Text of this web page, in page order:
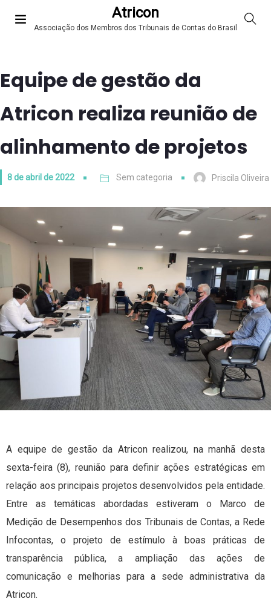
Atricon
Associação dos Membros dos Tribunais de Contas do Brasil
Equipe de gestão da
Atricon realiza reunião de
alinhamento de projetos
8 de abril de 2022 Sem categoria Priscila Oliveira
A equipe de gestão da Atricon realizou, na manhã desta
sexta-feira (8), reunião para definir ações estratégicas em
relação aos principais projetos desenvolvidos pela entidade.
Entre as temáticas abordadas estiveram o Marco de
Medição de Desempenhos dos Tribunais de Contas, a Rede
Infocontas, o projeto de estímulo à boas práticas de
transparência pública, a ampliação das ações de
comunicação e melhorias para a sede administrativa da
Atricon.